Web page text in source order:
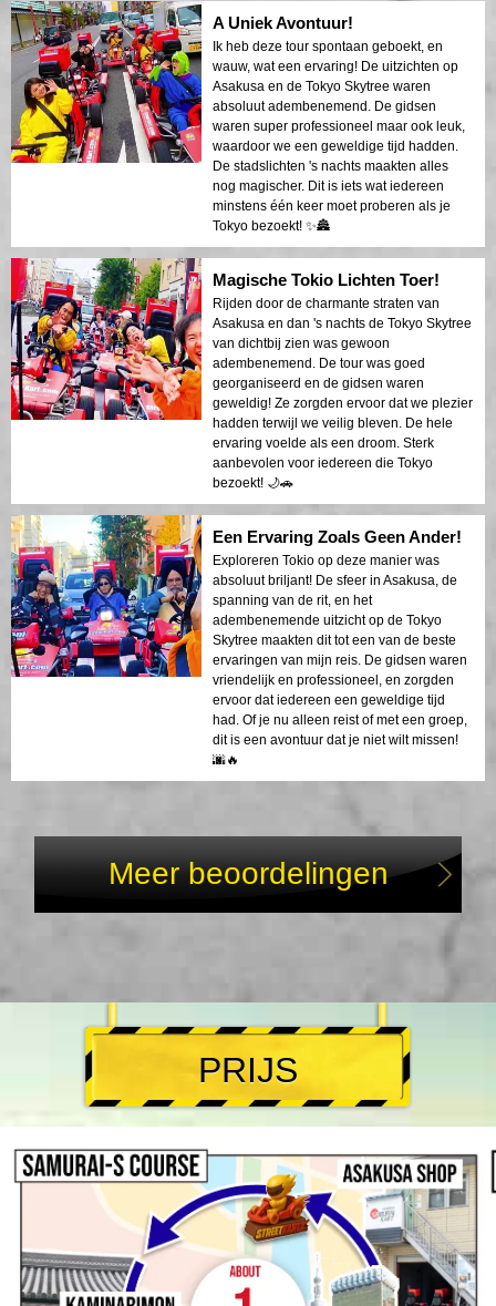
A Uniek Avontuur!
Ik heb deze tour spontaan geboekt, en
wauw, wat een ervaring! De uitzichten op
Asakusa en de Tokyo Skytree waren
absoluut adembenemend. De gidsen
waren super professioneel maar ook leuk,
waardoor we een geweldige tijd hadden.
De stadslichten 's nachts maakten alles
nog magischer. Dit is iets wat iedereen
minstens één keer moet proberen als je
Tokyo bezoekt! ✨🏯
Magische Tokio Lichten Toer!
Rijden door de charmante straten van
Asakusa en dan 's nachts de Tokyo Skytree
van dichtbij zien was gewoon
adembenemend. De tour was goed
georganiseerd en de gidsen waren
geweldig! Ze zorgden ervoor dat we plezier
hadden terwijl we veilig bleven. De hele
ervaring voelde als een droom. Sterk
aanbevolen voor iedereen die Tokyo
bezoekt! 🌙🚗
Een Ervaring Zoals Geen Ander!
Exploreren Tokio op deze manier was
absoluut briljant! De sfeer in Asakusa, de
spanning van de rit, en het
adembenemende uitzicht op de Tokyo
Skytree maakten dit tot een van de beste
ervaringen van mijn reis. De gidsen waren
vriendelijk en professioneel, en zorgden
ervoor dat iedereen een geweldige tijd
had. Of je nu alleen reist of met een groep,
dit is een avontuur dat je niet wilt missen!
🌆🔥
Meer beoordelingen
PRIJS